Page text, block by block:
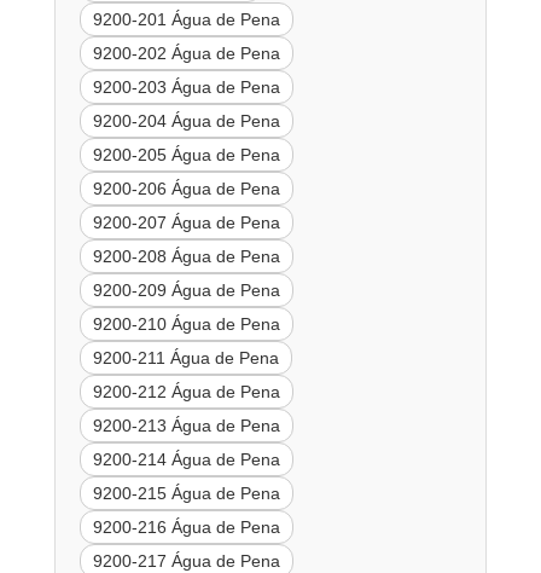
9200-201 Água de Pena
9200-202 Água de Pena
9200-203 Água de Pena
9200-204 Água de Pena
9200-205 Água de Pena
9200-206 Água de Pena
9200-207 Água de Pena
9200-208 Água de Pena
9200-209 Água de Pena
9200-210 Água de Pena
9200-211 Água de Pena
9200-212 Água de Pena
9200-213 Água de Pena
9200-214 Água de Pena
9200-215 Água de Pena
9200-216 Água de Pena
9200-217 Água de Pena